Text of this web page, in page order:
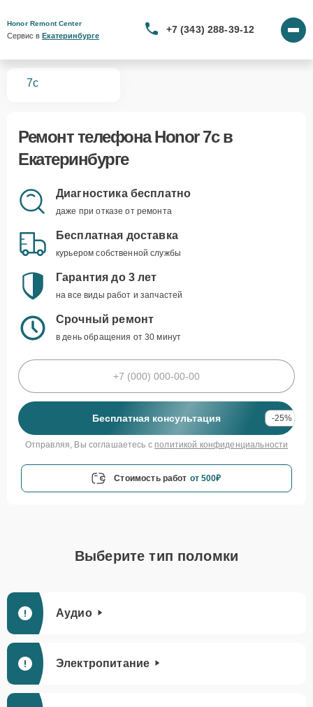
Honor Remont Center
Сервис в Екатеринбурге
+7 (343) 288-39-12
7c
Ремонттелефона Honor 7cв
Екатеринбурге
Диагностика бесплатно
даже при отказе от ремонта
Бесплатная доставка
курьером собственной службы
Гарантия до 3 лет
на все виды работ и запчастей
Срочный ремонт
в день обращения от 30 минут
Бесплатная консультация -25%
Отправляя, Вы соглашаетесь с политикой конфиденциальности
Стоимость работ от 500₽
Выберите тип поломки
Аудио
Электропитание